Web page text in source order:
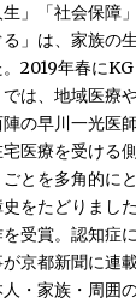
」「社会保障」
」 は、家族の
。2019年春に
では、地域医療
の早川一光医
医療を受ける
とを多角的に
をたどりまし
受賞。認知症
が京都新聞に連
・家族・周囲